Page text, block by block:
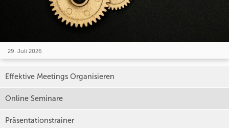
29. Juli 2026
Effektive Meetings Organisieren
Online Seminare
Präsentationstrainer